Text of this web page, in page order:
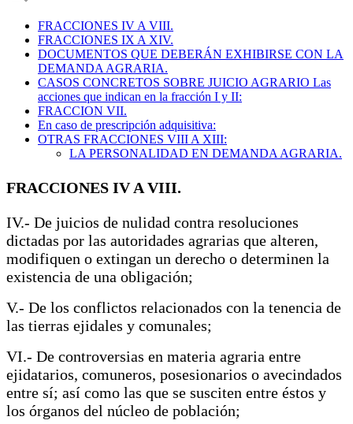
FRACCIONES IV A VIII.
FRACCIONES IX A XIV.
DOCUMENTOS QUE DEBERÁN EXHIBIRSE CON LA
DEMANDA AGRARIA.
CASOS CONCRETOS SOBRE JUICIO AGRARIO Las
acciones que indican en la fracción I y II:
FRACCION VII.
En caso de prescripción adquisitiva:
OTRAS FRACCIONES VIII A XIII:
LA PERSONALIDAD EN DEMANDA AGRARIA.
FRACCIONES IV A VIII.
IV.- De juicios de nulidad contra resoluciones
dictadas por las autoridades agrarias que alteren,
modifiquen o extingan un derecho o determinen la
existencia de una obligación;
V.- De los conflictos relacionados con la tenencia de
las tierras ejidales y comunales;
VI.- De controversias en materia agraria entre
ejidatarios, comuneros, posesionarios o avecindados
entre sí; así como las que se susciten entre éstos y
los órganos del núcleo de población;